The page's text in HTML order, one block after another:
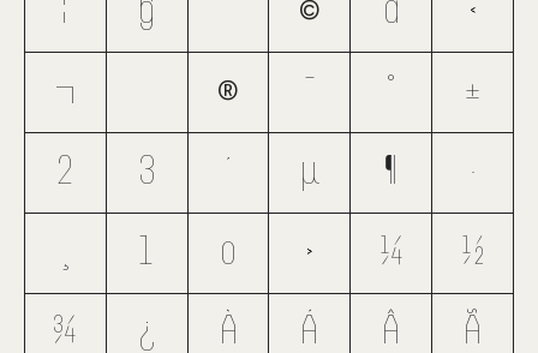
¦ § © ª «
¬ ® ° ±
² ³ µ ¶ ·
º » ¼ ½
¾ ¿ À Á Â Ã